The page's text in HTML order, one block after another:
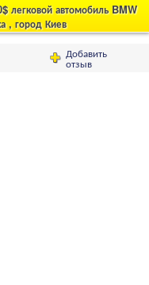
легковой автомобиль BMW
, город Киев
Добавить
отзыв